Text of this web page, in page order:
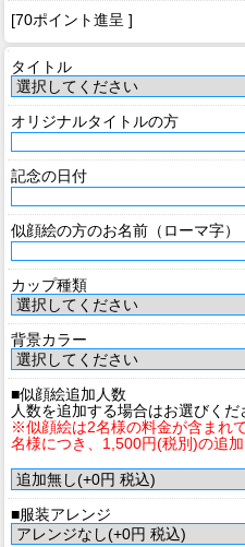
[70ポイント進呈 ]
タイトル
オリジナルタイトルの方
記念の日付
似顔絵の方のお名前（ローマ字）
カップ種類
背景カラー
■似顔絵追加人数
人数を追加する場合はお選びくだ
※似顔絵は2名様の料金が含まれて
名様につき、1,500円(税別)の追加
■服装アレンジ